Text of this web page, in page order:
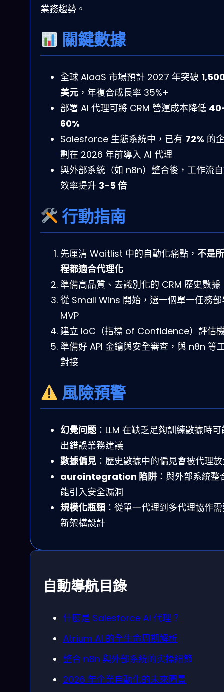
業務趨勢。
關鍵數據
全球 AIaaS 市場預計 2027 年突破
美元 ，年複合成長率 35%+
部署 AI 代理可將 CRM 營運成本降低
60%
Salesforce 生態系統中，已有 72% 的
劃在 2026 年前導入 AI 代理
與外部系統（如 n8n）整合後，工作流
效率提升 3-5 倍
行動指南
先厘清 Waitlist 中的自動化痛點， 不是
程都適合代理化
準備高品質、去識別化的 CRM 歷史數據
從 Small Wins 開始，選一個單一任務
MVP
建立 IoC（指標 of Confidence）評估
準備好 API 金鑰與安全審查，與 n8n 等
對接
風險預警
幻覺问题：LLM 在缺乏足夠訓練數據時
出錯誤業務建議
數據偏見 ：歷史數據中的偏見會被代理
aurointegration 陷阱 ：與外部系統整
能引入安全漏洞
規模化瓶頸：從單一代理到多代理協作
新架構設計
自動導航目錄
什麼是 Salesforce AI 代理？
Atrium AI 的全生命周期解析
整合 n8n 與外部系統的实操細節
2026 年企業自動化的未來圖景